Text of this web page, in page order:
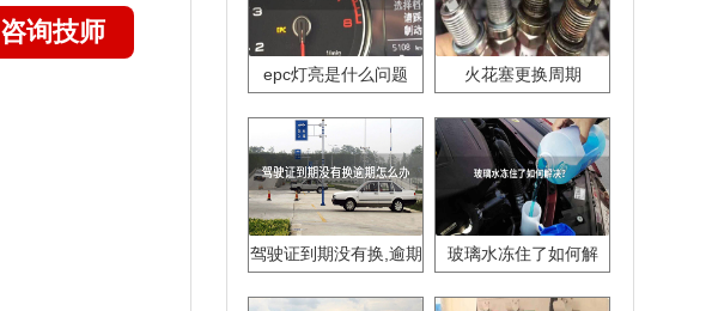
咨询技师
epc灯亮是什么问题 火花塞更换周期
驾驶证到期没有换,逾期
玻璃水冻住了如何解